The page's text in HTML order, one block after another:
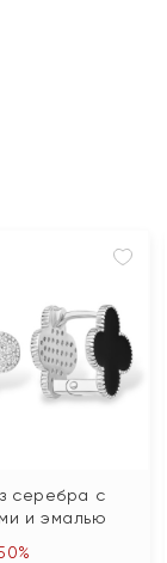
серебра с
и эмалью